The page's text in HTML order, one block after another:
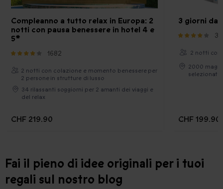
Compleanno a tutto relax in Europa: 2
notti con pausa benessere in hotel 4 e
5*
1682
2 notti con colazione e momento benessere per
2 persone in strutture di lusso
34 rilassanti soggiorni per 2 amanti dei viaggi e
del relax
CHF 219.90
3 giorni da
2 notti con
2000
CHF 199.90
Fai il pieno di idee originali per i tuoi
regali sul nostro blog